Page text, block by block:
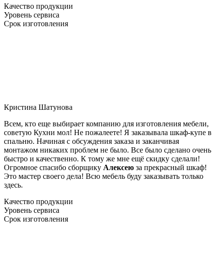
Качество продукции
Уровень сервиса
Срок изготовления
Кристина Шатунова
Всем, кто еще выбирает компанию для изготовления мебели,
советую Кухни мол! Не пожалеете! Я заказывала шкаф-купе в
спальню. Начиная с обсуждения заказа и заканчивая
монтажом никаких проблем не было. Все было сделано очень
быстро и качественно. К тому же мне ещё скидку сделали!
Огромное спасибо сборщику Алексею за прекрасный шкаф!
Это мастер своего дела! Всю мебель буду заказывать только
здесь.
Качество продукции
Уровень сервиса
Срок изготовления